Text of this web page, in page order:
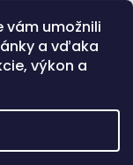
vám umožnili
a vďaka
výkon a